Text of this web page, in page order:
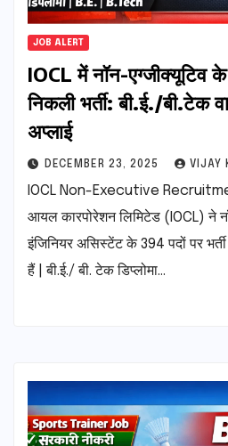
JOB ALERT
IOCL में नॉन-एग्जीक्यूटिव
निकली भर्ती: बी.ई./बी.टेक
अप्लाई
DECEMBER 23, 2025 VIJAY
IOCL Non-Executive
आयल कारपोरेशन लिमिटेड (IOCL) ने
इंजिनियर असिस्टेंट के 394 पदों पर
हैं | बी.ई./ बी. टेक डिप्लोमा…